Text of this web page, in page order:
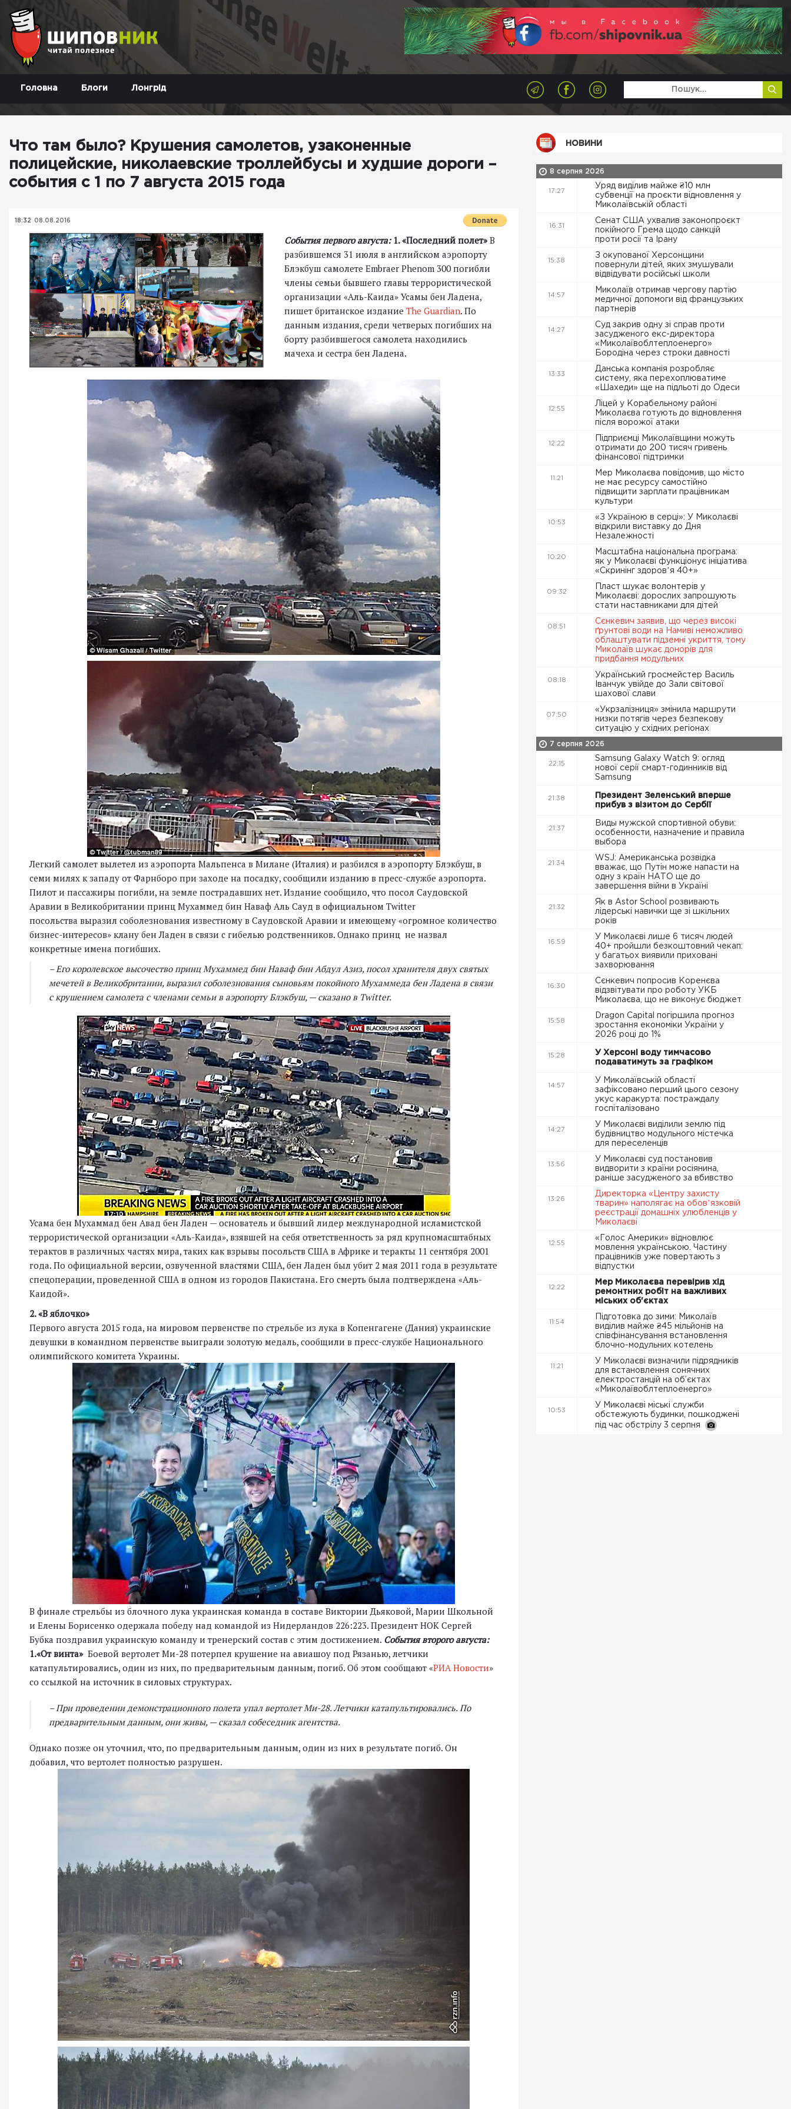
Головна Блоги Лонгрід
Что там было? Крушения самолетов, узаконенные
полицейские, николаевские троллейбусы и худшие дороги –
события с 1 по 7 августа 2015 года
18:32 08.08.2016
События первого августа: 1. «Последний полет»В
разбившемся 31 июля в английском аэропорту
Блэкбуш самолете Embraer Phenom 300 погибли
члены семьи бывшего главы террористической
организации «Аль-Каида» Усамы бен Ладена,
пишет британское издание The Guardian. По
данным издания, среди четверых погибших на
борту разбившегося самолета находились
мачеха и сестра бен Ладена.
Легкий самолет вылетел из аэропорта Мальпенса в Милане (Италия) и разбился в аэропорту Блэкбуш, в
семи милях к западу от Фарнборо при заходе на посадку, сообщили изданию в пресс-службе аэропорта.
Пилот и пассажиры погибли, на земле пострадавших нет. Издание сообщило, что посол Саудовской
Аравии в Великобритании принц Мухаммед бин Наваф Аль Сауд в официальном Twitter
посольства выразил соболезнования известному в Саудовской Аравии и имеющему «огромное количество
бизнес-интересов» клану бен Ладен в связи с гибелью родственников. Однако принц не назвал
конкретные имена погибших.
– Его королевское высочество принц Мухаммед бин Наваф бин Абдул Азиз, посол хранителя двух святых
мечетей в Великобритании, выразил соболезнования сыновьям покойного Мухаммеда бен Ладена в связи
с крушением самолета с членами семьи в аэропорту Блэкбуш, — сказано в Twitter.
Усама бен Мухаммад бен Авад бен Ладен — основатель и бывший лидер международной исламистской
террористической организации «Аль-Каида», взявшей на себя ответственность за ряд крупномасштабных
терактов в различных частях мира, таких как взрывы посольств США в Африке и теракты 11 сентября 2001
года. По официальной версии, озвученной властями США, бен Ладен был убит 2 мая 2011 года в результате
спецоперации, проведенной США в одном из городов Пакистана. Его смерть была подтверждена «Аль-
Каидой».
2. «В яблочко»
Первого августа 2015 года, на мировом первенстве по стрельбе из лука в Копенгагене (Дания) украинские
девушки в командном первенстве выиграли золотую медаль, сообщили в пресс-службе Национального
олимпийского комитета Украины.
В финале стрельбы из блочного лука украинская команда в составе Виктории Дьяковой, Марии Школьной
и Елены Борисенко одержала победу над командой из Нидерландов 226:223. Президент НОК Сергей
Бубка поздравил украинскую команду и тренерский состав с этим достижением. События второго августа:
1.«От винта» Боевой вертолет Ми-28 потерпел крушение на авиашоу под Рязанью, летчики
катапультировались, один из них, по предварительным данным, погиб. Об этом сообщают «РИА Новости»
со ссылкой на источник в силовых структурах.
– При проведении демонстрационного полета упал вертолет Ми-28. Летчики катапультировались. По
предварительным данным, они живы, — сказал собеседник агентства.
Однако позже он уточнил, что, по предварительным данным, один из них в результате погиб. Он
добавил, что вертолет полностью разрушен.
НОВИНИ
8 серпня 2026
17:27
Уряд виділив майже ₴10 млн
субвенції на проєкти відновлення у
Миколаївській області
16:31
Сенат США ухвалив законопроєкт
покійного Грема щодо санкцій
проти росії та Ірану
15:38
З окупованої Херсонщини
повернули дітей, яких змушували
відвідувати російські школи
14:57
Миколаїв отримав чергову партію
медичної допомоги від французьких
партнерів
14:27
Суд закрив одну зі справ проти
засудженого екс-директора
«Миколаївоблтеплоенерго»
Бородіна через строки давності
13:33
Данська компанія розробляє
систему, яка перехоплюватиме
«Шахеди» ще на підльоті до Одеси
12:55
Ліцей у Корабельному районі
Миколаєва готують до відновлення
після ворожої атаки
12:22
Підприємці Миколаївщини можуть
отримати до 200 тисяч гривень
фінансової підтримки
11:21
Мер Миколаєва повідомив, що місто
не має ресурсу самостійно
підвищити зарплати працівникам
культури
10:53
«З Україною в серці»: У Миколаєві
відкрили виставку до Дня
Незалежності
10:20
Масштабна національна програма:
як у Миколаєві функціонує ініціатива
«Скринінг здоровʼя 40+»
09:32
Пласт шукає волонтерів у
Миколаєві: дорослих запрошують
стати наставниками для дітей
08:51
Сєнкевич заявив, що через високі
ґрунтові води на Намиві неможливо
облаштувати підземні укриття, тому
Миколаїв шукає донорів для
придбання модульних
08:18
Український гросмейстер Василь
Іванчук увійде до Зали світової
шахової слави
07:50
«Укрзалізниця» змінила маршрути
низки потягів через безпекову
ситуацію у східних регіонах
7 серпня 2026
22:15
Samsung Galaxy Watch 9: огляд
нової серії смарт-годинників від
Samsung
21:38
Президент Зеленський вперше
прибув з візитом до Сербії
21:37
Виды мужской спортивной обуви:
особенности, назначение и правила
выбора
21:34
WSJ: Американська розвідка
вважає, що Путін може напасти на
одну з країн НАТО ще до
завершення війни в Україні
21:32
Як в Astor School розвивають
лідерські навички ще зі шкільних
років
16:59
У Миколаєві лише 6 тисяч людей
40+ пройшли безкоштовний чекап:
у багатьох виявили приховані
захворювання
16:30
Сєнкевич попросив Коренєва
відзвітувати про роботу УКБ
Миколаєва, що не виконує бюджет
15:58
Dragon Capital погіршила прогноз
зростання економіки України у
2026 році до 1%
15:28
У Херсоні воду тимчасово
подаватимуть за графіком
14:57
У Миколаївській області
зафіксовано перший цього сезону
укус каракурта: постраждалу
госпіталізовано
14:27
У Миколаєві виділили землю під
будівництво модульного містечка
для переселенців
13:56
У Миколаєві суд постановив
видворити з країни росіянина,
раніше засудженого за вбивство
13:26
Директорка «Центру захисту
тварин» наполягає на обовʼязковій
реєстрації домашніх улюбленців у
Миколаєві
12:55
«Голос Америки» відновлює
мовлення українською. Частину
працівників уже повертають з
відпустки
12:22
Мер Миколаєва перевірив хід
ремонтних робіт на важливих
міських об'єктах
11:54
Підготовка до зими: Миколаїв
виділив майже ₴45 мільйонів на
співфінансування встановлення
блочно-модульних котелень
11:21
У Миколаєві визначили підрядників
для встановлення сонячних
електростанцій на об’єктах
«Миколаївоблтеплоенерго»
10:53
У Миколаєві міські служби
обстежують будинки, пошкоджені
під час обстрілу 3 серпня